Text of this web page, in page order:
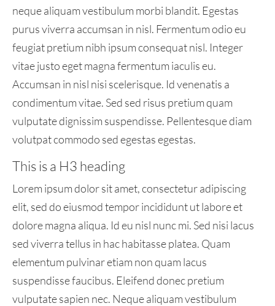
neque aliquam vestibulum morbi blandit. Egestas
purus viverra accumsan in nisl. Fermentum odio eu
feugiat pretium nibh ipsum consequat nisl. Integer
vitae justo eget magna fermentum iaculis eu.
Accumsan in nisl nisi scelerisque. Id venenatis a
condimentum vitae. Sed sed risus pretium quam
vulputate dignissim suspendisse. Pellentesque diam
volutpat commodo sed egestas egestas.
This is a H3 heading
Lorem ipsum dolor sit amet, consectetur adipiscing
elit, sed do eiusmod tempor incididunt ut labore et
dolore magna aliqua. Id eu nisl nunc mi. Sed nisi lacus
sed viverra tellus in hac habitasse platea. Quam
elementum pulvinar etiam non quam lacus
suspendisse faucibus. Eleifend donec pretium
vulputate sapien nec. Neque aliquam vestibulum